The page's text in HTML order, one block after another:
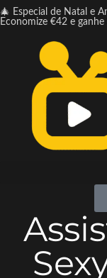
🎄 Especial de Natal e
Economize €42 e ganhe